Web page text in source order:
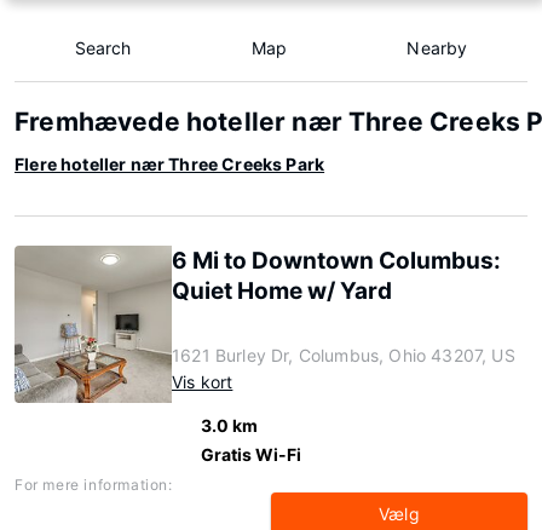
Search Map Nearby
Fremhævede hoteller nær Three Creeks
Flere hoteller nær Three Creeks Park
6 Mi to Downtown Columbus:
Quiet Home w/ Yard
1621 Burley Dr, Columbus, Ohio 43207, US
Vis kort
3.0 km
Gratis Wi-Fi
For mere information:
Vælg